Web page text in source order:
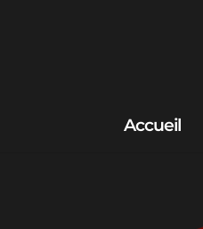
Accueil